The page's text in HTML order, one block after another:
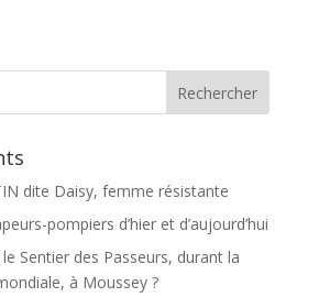
e
dite Daisy, femme résistante
pompiers d’hier et d’aujourd’hui
le Sentier des Passeurs, durant la
à Moussey ?